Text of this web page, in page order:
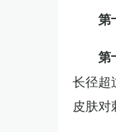
第
第
长径超
皮肤对